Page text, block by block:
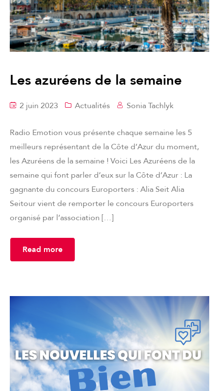
Les azuréens de la semaine
2 juin 2023 Actualités Sonia Tachlyk
Radio Emotion vous présente chaque semaine les 5
meilleurs représentant de la Côte d’Azur du moment,
les Azuréens de la semaine ! Voici Les Azuréens de la
semaine qui font parler d’eux sur la Côte d’Azur : La
gagnante du concours Europorters : Alia Seit Alia
Seitour vient de remporter le concours Europorters
organisé par l’association […]
Read more